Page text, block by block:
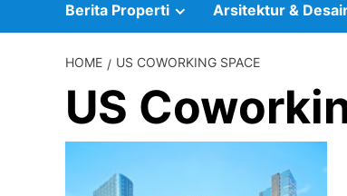
Berita Properti Arsitektur &
HOME US COWORKING SPACE
US